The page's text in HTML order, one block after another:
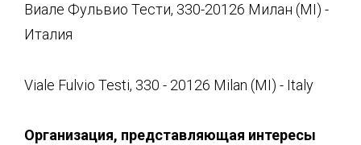
Виале Фульвио Тести, 330-20126 Милан (MI) -
Италия
Viale Fulvio Testi, 330 - 20126 Milan (MI) - Italy
Организация, представляющая интересы